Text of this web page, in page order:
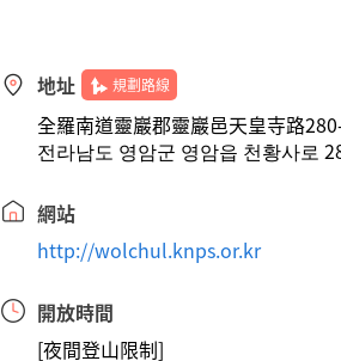
地址 規劃路線
全羅南道靈巖郡靈巖邑天皇寺路
전라남도 영암군 영암읍 천황사로
網站
http://wolchul.knps.or.kr
開放時間
[夜間登山限制]